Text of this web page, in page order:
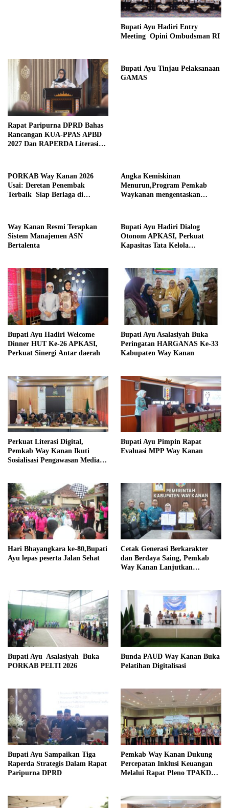
Bupati Ayu Hadiri Entry
Meeting Opini Ombudsman RI
Rapat Paripurna DPRD Bahas
Rancangan KUA-PPAS APBD
2027 Dan RAPERDA Literasi
Bupati Ayu Tinjau Pelaksanaan
GAMAS
PORKAB Way Kanan 2026
Usai: Deretan Penembak
Terbaik Siap Berlaga di
Angka Kemiskinan
Menurun,Program Pemkab
Waykanan mengentaskan
Way Kanan Resmi Terapkan
Sistem Manajemen ASN
Bertalenta
Bupati Ayu Hadiri Dialog
Otonom APKASI, Perkuat
Kapasitas Tata Kelola
Bupati Ayu Hadiri Welcome
Dinner HUT Ke-26 APKASI,
Perkuat Sinergi Antar daerah
Bupati Ayu Asalasiyah Buka
Peringatan HARGANAS Ke-33
Kabupaten Way Kanan
Perkuat Literasi Digital,
Pemkab Way Kanan Ikuti
Sosialisasi Pengawasan Media
Bupati Ayu Pimpin Rapat
Evaluasi MPP Way Kanan
Hari Bhayangkara ke-80,Bupati
Ayu lepas peserta Jalan Sehat
Cetak Generasi Berkarakter
dan Berdaya Saing, Pemkab
Way Kanan Lanjutkan
Bupati Ayu Asalasiyah Buka
PORKAB PELTI 2026
Bunda PAUD Way Kanan Buka
Pelatihan Digitalisasi
Bupati Ayu Sampaikan Tiga
Raperda Strategis Dalam Rapat
Paripurna DPRD
Pemkab Way Kanan Dukung
Percepatan Inklusi Keuangan
Melalui Rapat Pleno TPAKD